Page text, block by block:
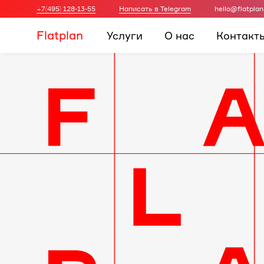
+7(495) 128-13-55 Написать в Telegram
Flatplan Услуги О нас
Дизайн-
интерьера